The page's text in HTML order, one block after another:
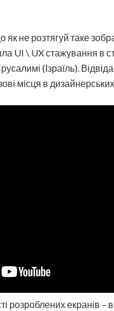
як не розтягуй таке
UI \ UX стажування в
(Ізраїль).
місця в
розроблених екранів –